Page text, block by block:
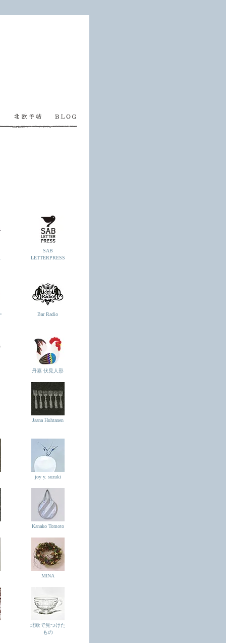
SAB
LETTERPRESS
Bar Radio
丹嘉 伏見人形
Jaana Huhtanen
joy y. suzuki
Kanako Tomoto
MINA
北欧で見つけた
もの